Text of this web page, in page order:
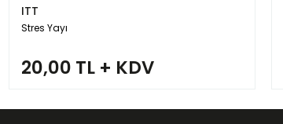
ITT
Stres Yayı
20,00 TL + KDV